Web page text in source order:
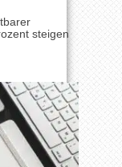
steigen